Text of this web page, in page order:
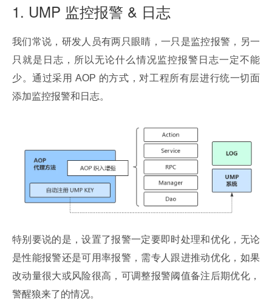
1. UMP 监控报警 & 日志
我们常说，研发人员有两只眼睛，一只是监控报警，另一
只就是日志，所以无论什么情况监控报警日志一定不能
少。通过采用 AOP 的方式，对工程所有层进行统一切面
添加监控报警和日志。
特别要说的是，设置了报警一定要即时处理和优化，无论
是性能报警还是可用率报警，需专人跟进推动优化，如果
改动量很大或风险很高，可调整报警阈值备注后期优化，
警醒狼来了的情况。